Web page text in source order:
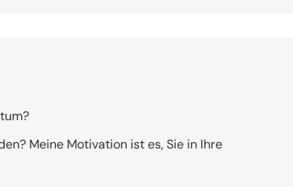
Meine Motivation ist es, Sie in Ihre